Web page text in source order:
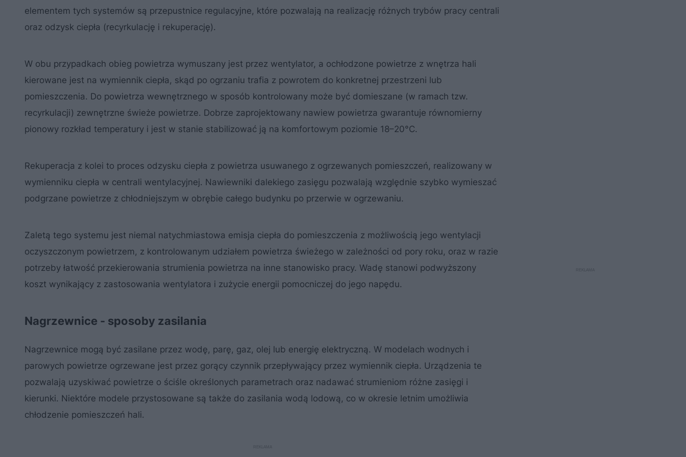
elementem tych systemów są przepustnice regulacyjne, które pozwalają na realizację różnych trybów pracy centrali
oraz odzysk ciepła (recyrkulację i rekuperację).
W obu przypadkach obieg powietrza wymuszany jest przez wentylator, a ochłodzone powietrze z wnętrza hali
kierowane jest na wymiennik ciepła, skąd po ogrzaniu trafia z powrotem do konkretnej przestrzeni lub
pomieszczenia. Do powietrza wewnętrznego w sposób kontrolowany może być domieszane (w ramach tzw.
recyrkulacji) zewnętrzne świeże powietrze. Dobrze zaprojektowany nawiew powietrza gwarantuje równomierny
pionowy rozkład temperatury i jest w stanie stabilizować ją na komfortowym poziomie 18–20°C.
Rekuperacja z kolei to proces odzysku ciepła z powietrza usuwanego z ogrzewanych pomieszczeń, realizowany w
wymienniku ciepła w centrali wentylacyjnej. Nawiewniki dalekiego zasięgu pozwalają względnie szybko wymieszać
podgrzane powietrze z chłodniejszym w obrębie całego budynku po przerwie w ogrzewaniu.
Zaletą tego systemu jest niemal natychmiastowa emisja ciepła do pomieszczenia z możliwością jego wentylacji
oczyszczonym powietrzem, z kontrolowanym udziałem powietrza świeżego w zależności od pory roku, oraz w razie
potrzeby łatwość przekierowania strumienia powietrza na inne stanowisko pracy. Wadę stanowi podwyższony
koszt wynikający z zastosowania wentylatora i zużycie energii pomocniczej do jego napędu.
Nagrzewnice - sposoby zasilania
Nagrzewnice mogą być zasilane przez wodę, parę, gaz, olej lub energię elektryczną. W modelach wodnych i
parowych powietrze ogrzewane jest przez gorący czynnik przepływający przez wymiennik ciepła. Urządzenia te
pozwalają uzyskiwać powietrze o ściśle określonych parametrach oraz nadawać strumieniom różne zasięgi i
kierunki. Niektóre modele przystosowane są także do zasilania wodą lodową, co w okresie letnim umożliwia
chłodzenie pomieszczeń hali.